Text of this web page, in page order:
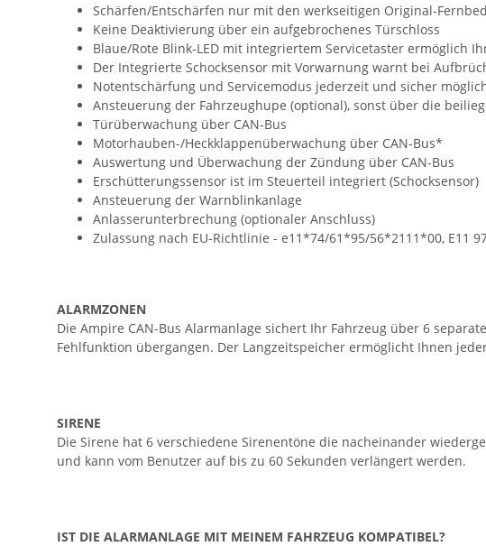
Schärfen/Entschärfen nur mit den werkseitigen Original-
Keine Deaktivierung über ein aufgebrochenes Türschloss
Blaue/Rote Blink-LED mit integriertem Servicetaster ermöglich
Der Integrierte Schocksensor mit Vorwarnung warnt bei
Notentschärfung und Servicemodus jederzeit und sicher
Ansteuerung der Fahrzeughupe (optional), sonst über die
Türüberwachung über CAN-Bus
Motorhauben-/Heckklappenüberwachung über CAN-Bus*
Auswertung und Überwachung der Zündung über CAN-Bus
Erschütterungssensor ist im Steuerteil integriert (Schocksensor)
Ansteuerung der Warnblinkanlage
Anlasserunterbrechung (optionaler Anschluss)
Zulassung nach EU-Richtlinie - e11*74/61*95/56*2111*00, E11
ALARMZONEN
Die Ampire CAN-Bus Alarmanlage sichert Ihr Fahrzeug über 6
Fehlfunktion übergangen. Der Langzeitspeicher ermöglicht Ihnen
SIRENE
Die Sirene hat 6 verschiedene Sirenentöne die nacheinander
und kann vom Benutzer auf bis zu 60 Sekunden verlängert werden.
IST DIE ALARMANLAGE MIT MEINEM FAHRZEUG KOMPATIBEL?